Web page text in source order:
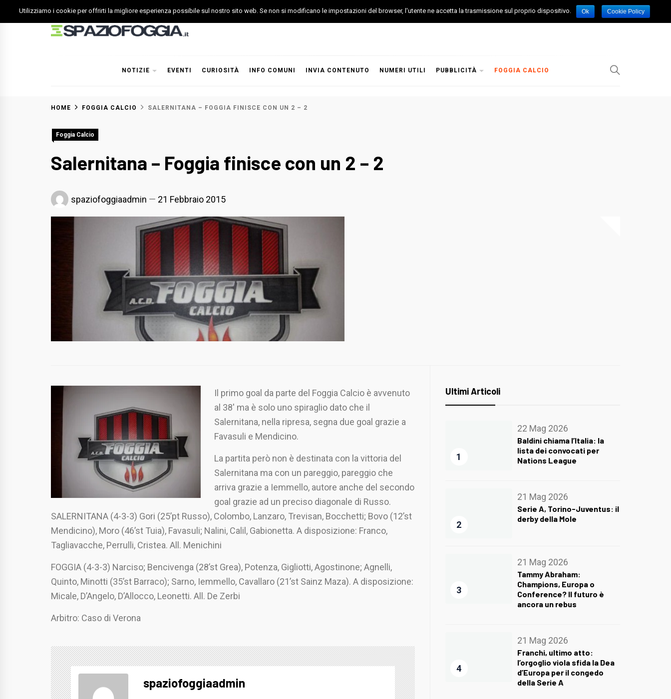
to
NOTIZIE EVENTI CURIOSITÀ INFO COMUNI INVIA CONTENUTO NUMERI UTILI PUBBLICITÀ FOGGIA CALCIO
HOME FOGGIA CALCIO SALERNITANA – FOGGIA FINISCE CON UN 2 – 2
Foggia Calcio
Salernitana – Foggia finisce con un 2 – 2
spaziofoggiaadmin 21 Febbraio 2015
Il primo goal da parte del Foggia Calcio è avvenuto
al 38′ ma è solo uno spiraglio dato che il
Salernitana, nella ripresa, segna due goal grazie a
Favasuli e Mendicino.
La partita però non è destinata con la vittoria del
Salernitana ma con un pareggio, pareggio che
arriva grazie a Iemmello, autore anche del secondo
goal grazie ad un preciso diagonale di Russo.
SALERNITANA (4-3-3) Gori (25’pt Russo), Colombo, Lanzaro, Trevisan, Bocchetti; Bovo (12’st
Mendicino), Moro (46’st Tuia), Favasuli; Nalini, Calil, Gabionetta. A disposizione: Franco,
Tagliavacche, Perrulli, Cristea. All. Menichini
FOGGIA (4-3-3) Narciso; Bencivenga (28’st Grea), Potenza, Gigliotti, Agostinone; Agnelli,
Quinto, Minotti (35’st Barraco); Sarno, Iemmello, Cavallaro (21’st Sainz Maza). A disposizione:
Micale, D’Angelo, D’Allocco, Leonetti. All. De Zerbi
Arbitro: Caso di Verona
spaziofoggiaadmin
Ultimi Articoli
1
22 Mag 2026
Baldini chiama l’Italia: la
lista dei convocati per
Nations League
2
21 Mag 2026
Serie A, Torino-Juventus: il
derby della Mole
3
21 Mag 2026
Tammy Abraham:
Champions, Europa o
Conference? Il futuro è
ancora un rebus
4
21 Mag 2026
Franchi, ultimo atto:
l’orgoglio viola sfida la Dea
d’Europa per il congedo
della Serie A
Utilizziamo i cookie per offrirti la migliore esperienza possibile sul nostro sito web. Se non si modificano le impostazioni del browser, l'utente ne accetta la trasmissione sul proprio dispositivo. Ok Cookie Policy